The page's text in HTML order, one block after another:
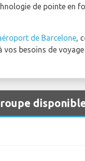
de pointe en
de Barcelone,
besoins de